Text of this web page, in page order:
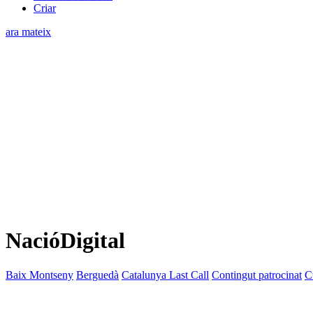
Criar
ara mateix
NacióDigital
Baix Montseny Berguedà Catalunya Last Call Contingut patrocinat